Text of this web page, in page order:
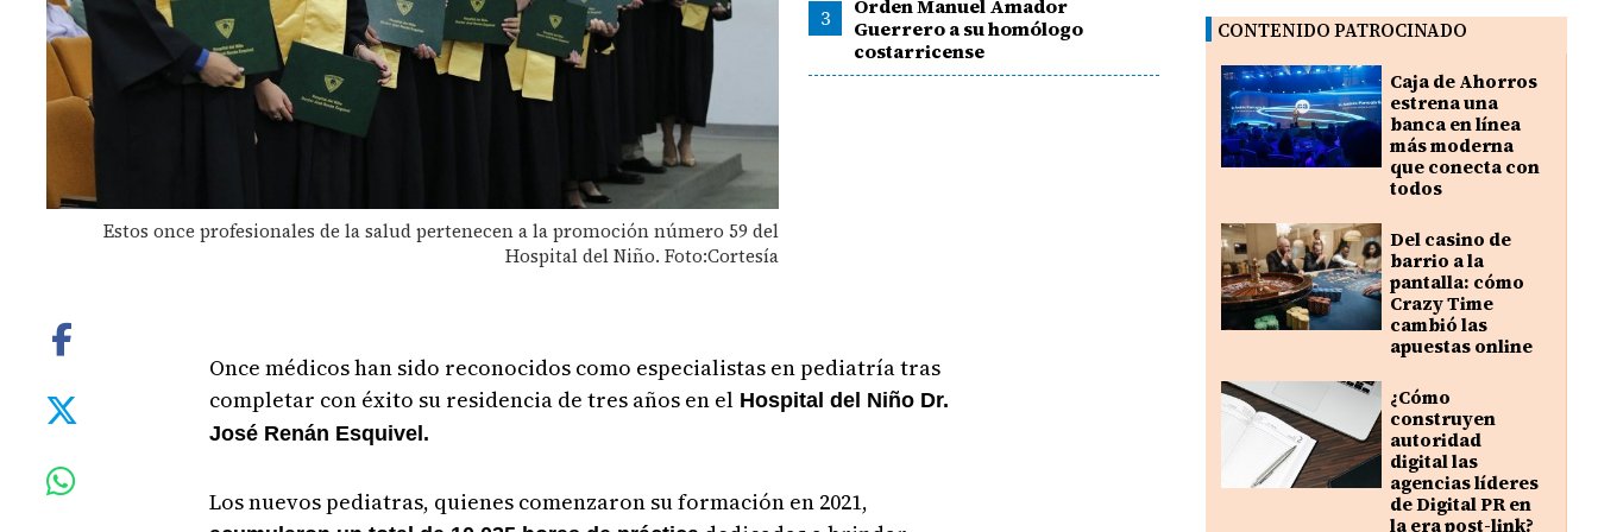
Estos once profesionales de la salud pertenecen a la promoción número 59 del
Hospital del Niño. Foto:Cortesía
3
Orden Manuel Amador
Guerrero a su homólogo
costarricense
Once médicos han sido reconocidos como especialistas en pediatría tras
completar con éxito su residencia de tres años en el Hospital del Niño Dr.
José Renán Esquivel.
Los nuevos pediatras, quienes comenzaron su formación en 2021,
CONTENIDO PATROCINADO
Caja de Ahorros
estrena una
banca en línea
más moderna
que conecta con
todos
Del casino de
barrio a la
pantalla: cómo
Crazy Time
cambió las
apuestas online
¿Cómo
construyen
autoridad
digital las
agencias líderes
de Digital PR en
la era post-link?